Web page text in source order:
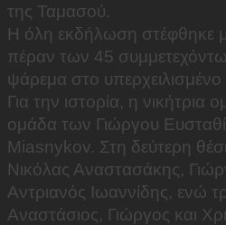
της Ταμασού.
Η όλη εκδήλωση στέφθηκε
πέραν των 45
ψάρεμα στο
Για την ιστορία, η νικήτρια
ομάδα των Γιώργου
Miasnykov. Στη δεύτερη
Νικόλας Αναστασάκης,
Αντριανός Ιωαννίδης, ενώ
Αναστάσιος, Γιώργος και